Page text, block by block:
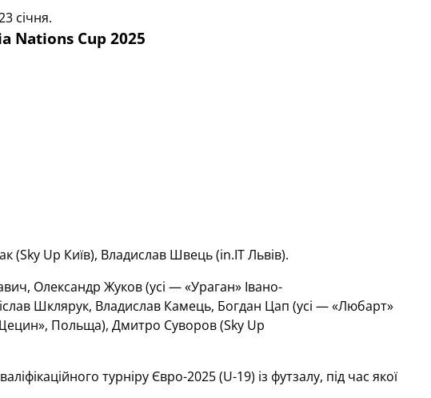
січня.
Nations Cup 2025
(Sky Up Київ), Владислав Швець (in.IT Львів).
Олександр Жуков (усі — «Ураган» Івано-
Шклярук, Владислав Камець, Богдан Цап (усі — «Любарт»
Польща), Дмитро Суворов (Sky Up
турніру Євро-2025 (U-19) із футзалу, під час якої